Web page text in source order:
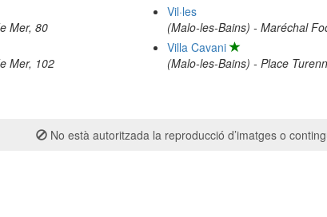
Mer, 80
Mer, 102
Vil·les
(Malo-les-Bains) - Maréchal
Villa Cavani
(Malo-les-Bains) - Place
No està autoritzada la reproducció d’imatges o